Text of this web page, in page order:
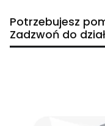
Potrzebujesz
Zadzwoń do